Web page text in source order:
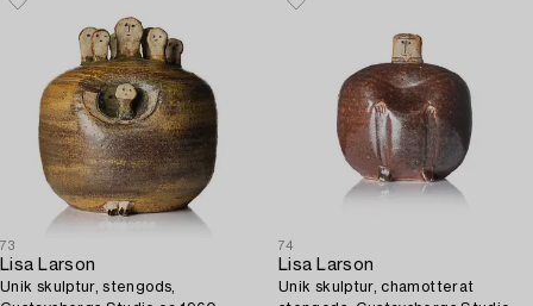
73
Lisa Larson
Unik skulptur, stengods,
74
Lisa Larson
Unik skulptur, chamotterat